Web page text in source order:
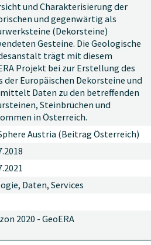
und Charakterisierung der
und gegenwärtig als
(Dekorsteine)
Gesteine. Die Geologische
trägt mit diesem
Projekt bei zur Erstellung des
der Europäischen Dekorsteine und
Daten zu den betreffenden
Steinbrüchen und
in Österreich.
Austria (Beitrag Österreich)
Daten, Services
2020 - GeoERA